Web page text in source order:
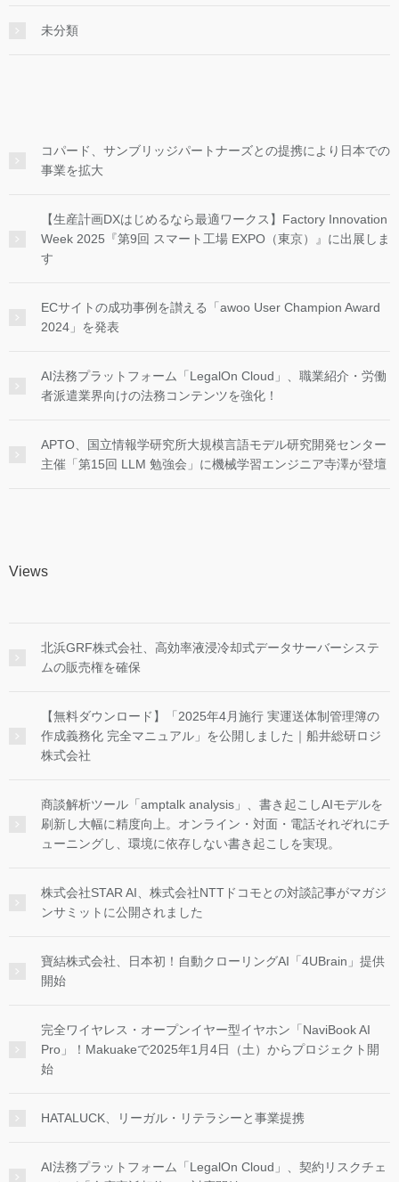
未分類
コパード、サンブリッジパートナーズとの提携により日本での
事業を拡大
【生産計画DXはじめるなら最適ワークス】Factory Innovation
Week 2025『第9回 スマート工場 EXPO（東京）』に出展しま
す
ECサイトの成功事例を讃える「awoo User Champion Award
2024」を発表
AI法務プラットフォーム「LegalOn Cloud」、職業紹介・労働
者派遣業界向けの法務コンテンツを強化！
APTO、国立情報学研究所大規模言語モデル研究開発センター
主催「第15回 LLM 勉強会」に機械学習エンジニア寺澤が登壇
Views
北浜GRF株式会社、高効率液浸冷却式データサーバーシステ
ムの販売権を確保
【無料ダウンロード】「2025年4月施行 実運送体制管理簿の
作成義務化 完全マニュアル」を公開しました｜船井総研ロジ
株式会社
商談解析ツール「amptalk analysis」、書き起こしAIモデルを
刷新し大幅に精度向上。オンライン・対面・電話それぞれにチ
ューニングし、環境に依存しない書き起こしを実現。
株式会社STAR AI、株式会社NTTドコモとの対談記事がマガジ
ンサミットに公開されました
寶結株式会社、日本初！自動クローリングAI「4UBrain」提供
開始
完全ワイヤレス・オープンイヤー型イヤホン「NaviBook AI
Pro」！Makuakeで2025年1月4日（土）からプロジェクト開
始
HATALUCK、リーガル・リテラシーと事業提携
AI法務プラットフォーム「LegalOn Cloud」、契約リスクチェ